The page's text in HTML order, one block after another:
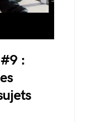
: